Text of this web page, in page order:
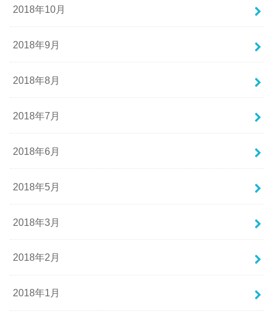
2018年10月
2018年9月
2018年8月
2018年7月
2018年6月
2018年5月
2018年3月
2018年2月
2018年1月